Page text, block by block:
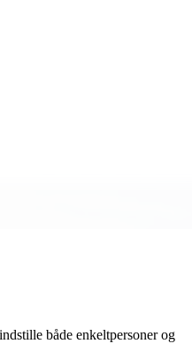
både enkeltpersoner og